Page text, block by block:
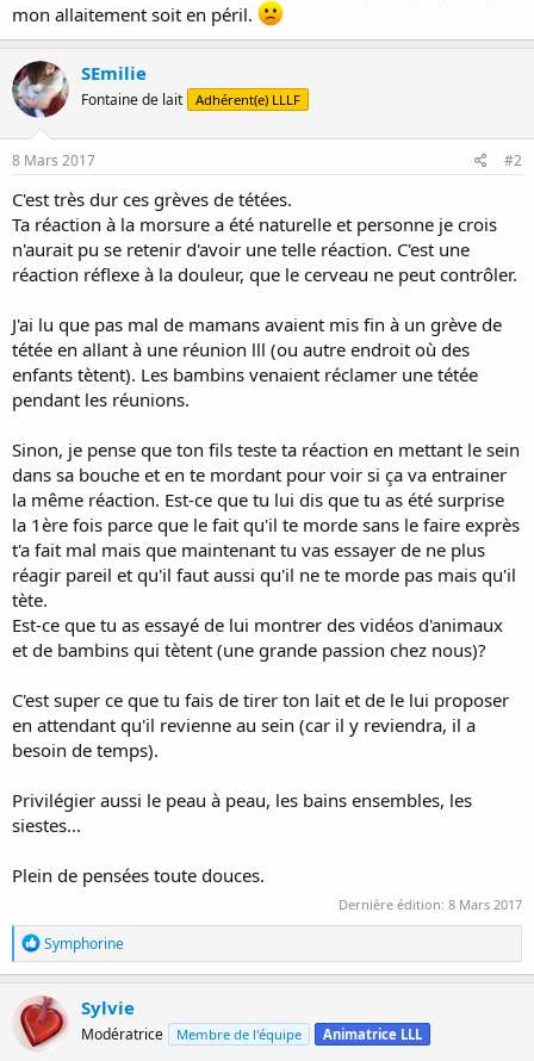
mon allaitement soit en péril.
SEmilie
Fontaine de lait Adhérent(e) LLLF
8 Mars 2017 #2
C'est très dur ces grèves de tétées.
Ta réaction à la morsure a été naturelle et personne je crois
n'aurait pu se retenir d'avoir une telle réaction. C'est une
réaction réflexe à la douleur, que le cerveau ne peut contrôler.
J'ai lu que pas mal de mamans avaient mis fin à un grève de
tétée en allant à une réunion lll (ou autre endroit où des
enfants tètent). Les bambins venaient réclamer une tétée
pendant les réunions.
Sinon, je pense que ton fils teste ta réaction en mettant le sein
dans sa bouche et en te mordant pour voir si ça va entrainer
la même réaction. Est-ce que tu lui dis que tu as été surprise
la 1ère fois parce que le fait qu'il te morde sans le faire exprès
t'a fait mal mais que maintenant tu vas essayer de ne plus
réagir pareil et qu'il faut aussi qu'il ne te morde pas mais qu'il
tète.
Est-ce que tu as essayé de lui montrer des vidéos d'animaux
et de bambins qui tètent (une grande passion chez nous)?
C'est super ce que tu fais de tirer ton lait et de le lui proposer
en attendant qu'il revienne au sein (car il y reviendra, il a
besoin de temps).
Privilégier aussi le peau à peau, les bains ensembles, les
siestes...
Plein de pensées toute douces.
Dernière édition: 8 Mars 2017
R
é
a
c
t
i
Symphorine
Sylvie
Modératrice Membre de l'équipe Animatrice LLL